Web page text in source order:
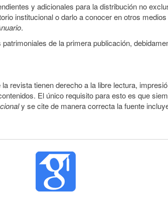
y adicionales para la distribución no
institucional o darlo a conocer en otros
.
de la primera publicación,
revista tienen derecho a la libre lectura,
El único requisito para esto es que
y se cite de manera correcta la fuente